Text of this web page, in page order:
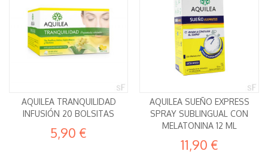
AQUILEA TRANQUILIDAD
INFUSIÓN 20 BOLSITAS
5,90 €
AQUILEA SUEÑO EXPRESS
SPRAY SUBLINGUAL CON
MELATONINA 12 ML
11,90 €